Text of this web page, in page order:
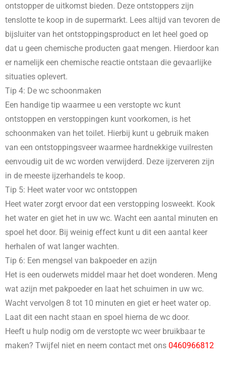
ontstopper de uitkomst bieden. Deze ontstoppers zijn
tenslotte te koop in de supermarkt. Lees altijd van tevoren de
bijsluiter van het ontstoppingsproduct en let heel goed op
dat u geen chemische producten gaat mengen. Hierdoor kan
er namelijk een chemische reactie ontstaan die gevaarlijke
situaties oplevert.
Tip 4: De wc schoonmaken
Een handige tip waarmee u een verstopte wc kunt
ontstoppen en verstoppingen kunt voorkomen, is het
schoonmaken van het toilet. Hierbij kunt u gebruik maken
van een ontstoppingsveer waarmee hardnekkige vuilresten
eenvoudig uit de wc worden verwijderd. Deze ijzerveren zijn
in de meeste ijzerhandels te koop.
Tip 5: Heet water voor wc ontstoppen
Heet water zorgt ervoor dat een verstopping losweekt. Kook
het water en giet het in uw wc. Wacht een aantal minuten en
spoel het door. Bij weinig effect kunt u dit een aantal keer
herhalen of wat langer wachten.
Tip 6: Een mengsel van bakpoeder en azijn
Het is een ouderwets middel maar het doet wonderen. Meng
wat azijn met pakpoeder en laat het schuimen in uw wc.
Wacht vervolgen 8 tot 10 minuten en giet er heet water op.
Laat dit een nacht staan en spoel hierna de wc door.
Heeft u hulp nodig om de verstopte wc weer bruikbaar te
maken? Twijfel niet en neem contact met ons 0460966812